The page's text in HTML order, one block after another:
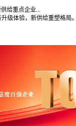
给重点企业...
级体验，新供给重塑格局